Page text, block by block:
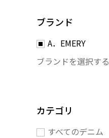
ブランド
A．EMERY
ブランドを選択する
カテゴリ
すべてのデニム